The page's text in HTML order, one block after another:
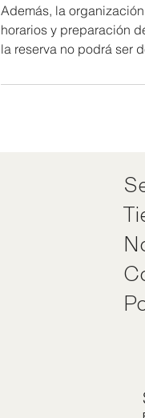
Además, la
horarios y preparación
la reserva no podrá ser